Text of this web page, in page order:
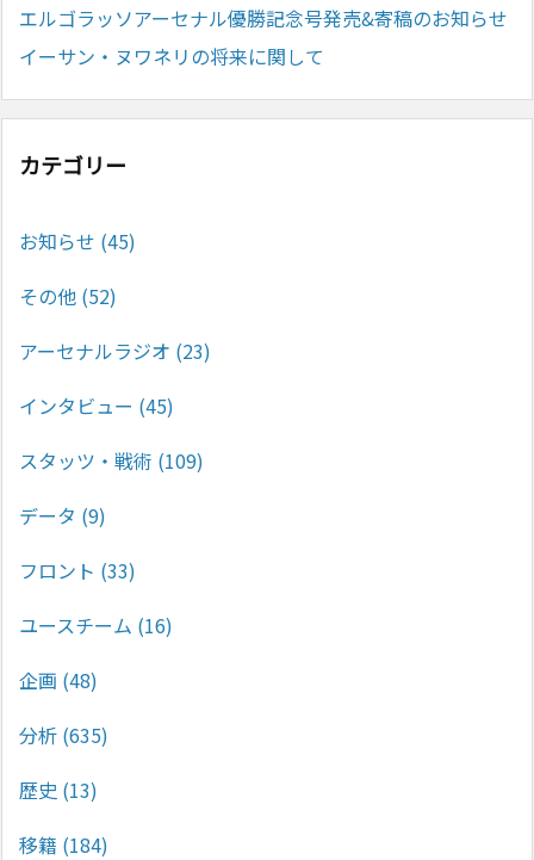
エルゴラッソアーセナル優勝記念号発売&寄稿のお知らせ
イーサン・ヌワネリの将来に関して
カテゴリー
お知らせ (45)
その他 (52)
アーセナルラジオ (23)
インタビュー (45)
スタッツ・戦術 (109)
データ (9)
フロント (33)
ユースチーム (16)
企画 (48)
分析 (635)
歴史 (13)
移籍 (184)